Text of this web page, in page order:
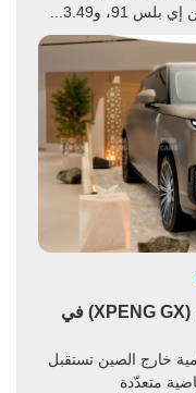
حصرياً: استعراض إكس بنغ جي إكس (XPENG GX) في
خارج الصين تستقبل
متعدّدة